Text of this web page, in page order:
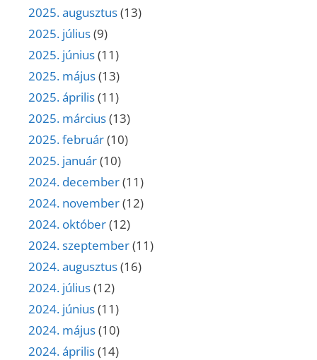
2025. augusztus(13)
2025. július(9)
2025. június(11)
2025. május(13)
2025. április(11)
2025. március(13)
2025. február(10)
2025. január(10)
2024. december(11)
2024. november(12)
2024. október(12)
2024. szeptember(11)
2024. augusztus(16)
2024. július(12)
2024. június(11)
2024. május(10)
2024. április(14)